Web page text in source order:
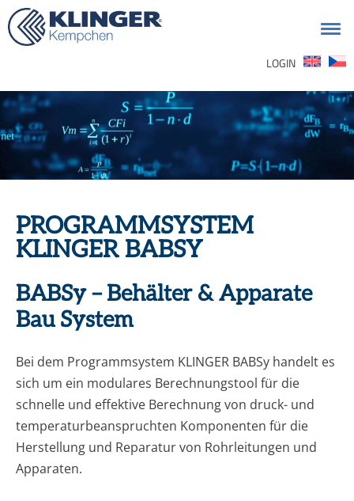
LOGIN
PROGRAMMSYSTEM
KLINGER BABSY
BABSy – Behälter & Apparate
Bau System
Bei dem Programmsystem KLINGER BABSy handelt es
sich um ein modulares Berechnungstool für die
schnelle und effektive Berechnung von druck- und
temperaturbeanspruchten Komponenten für die
Herstellung und Reparatur von Rohrleitungen und
Apparaten.